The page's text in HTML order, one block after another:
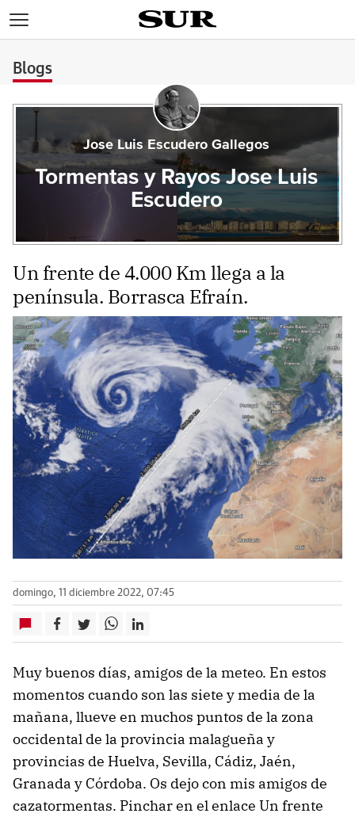
Blogs
Jose Luis Escudero Gallegos
Tormentas y Rayos Jose Luis
Escudero
Un frente de 4.000 Km llega a la
península. Borrasca Efraín.
domingo, 11 diciembre 2022, 07:45
Muy buenos días, amigos de la meteo. En estos
momentos cuando son las siete y media de la
mañana, llueve en muchos puntos de la zona
occidental de la provincia malagueña y
provincias de Huelva, Sevilla, Cádiz, Jaén,
Granada y Córdoba. Os dejo con mis amigos de
cazatormentas. Pinchar en el enlace Un frente